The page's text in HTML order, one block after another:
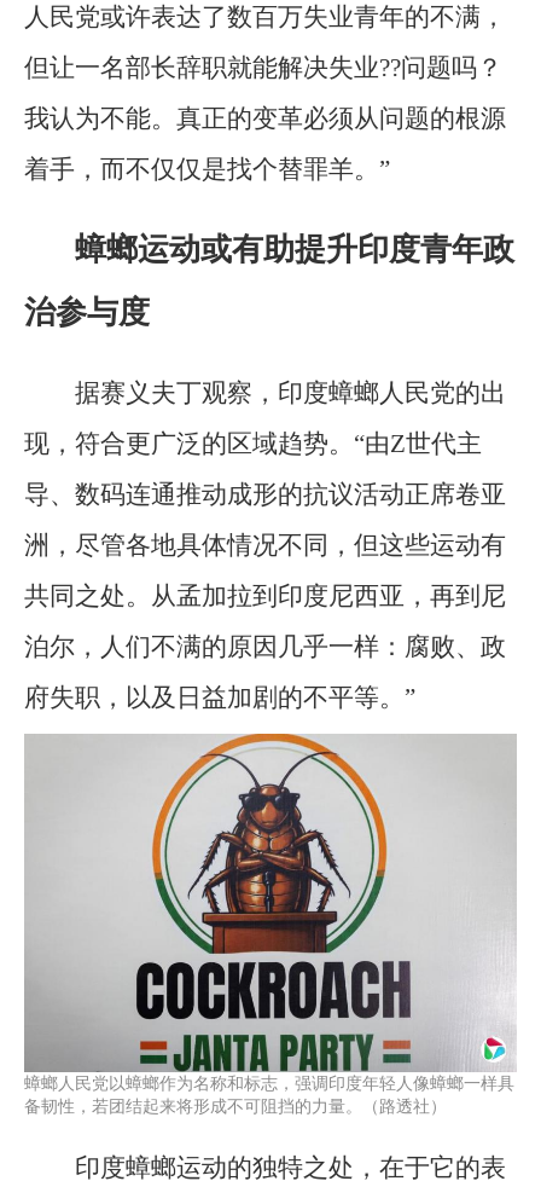
人民党或许表达了数百万失业青年的不满，
但让一名部长辞职就能解决失业??问题吗？
我认为不能。真正的变革必须从问题的根源
着手，而不仅仅是找个替罪羊。”
蟑螂运动或有助提升印度青年政
治参与度
据赛义夫丁观察，印度蟑螂人民党的出
现，符合更广泛的区域趋势。“由Z世代主
导、数码连通推动成形的抗议活动正席卷亚
洲，尽管各地具体情况不同，但这些运动有
共同之处。从孟加拉到印度尼西亚，再到尼
泊尔，人们不满的原因几乎一样：腐败、政
府失职，以及日益加剧的不平等。”
蟑螂人民党以蟑螂作为名称和标志，强调印度年轻人像蟑螂一样具
备韧性，若团结起来将形成不可阻挡的力量。（路透社）
印度蟑螂运动的独特之处，在于它的表